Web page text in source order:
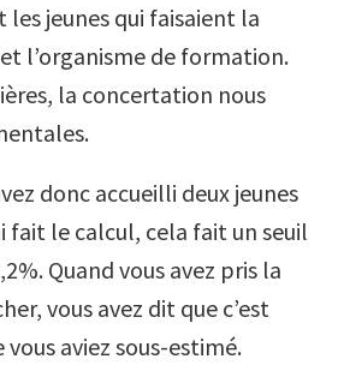
jeunes qui faisaient la
l’organisme de formation.
la concertation nous
donc accueilli deux jeunes
fait le calcul, cela fait un seuil
Quand vous avez pris la
vous avez dit que c’est
aviez sous-estimé.